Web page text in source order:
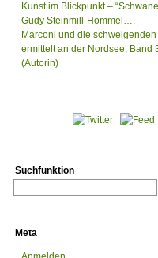
Kunst im Blickpunkt –
Gudy Steinmill-Hommel….
Marconi und die
ermittelt an der Nordsee, Band
(Autorin)
Suchfunktion
Meta